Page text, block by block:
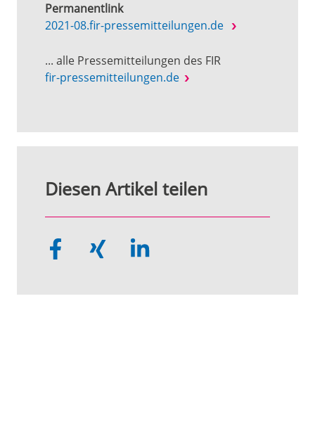
Permanentlink
2021-08.fir-pressemitteilungen.de
... alle Pressemitteilungen des FIR
fir-pressemitteilungen.de
Diesen Artikel teilen